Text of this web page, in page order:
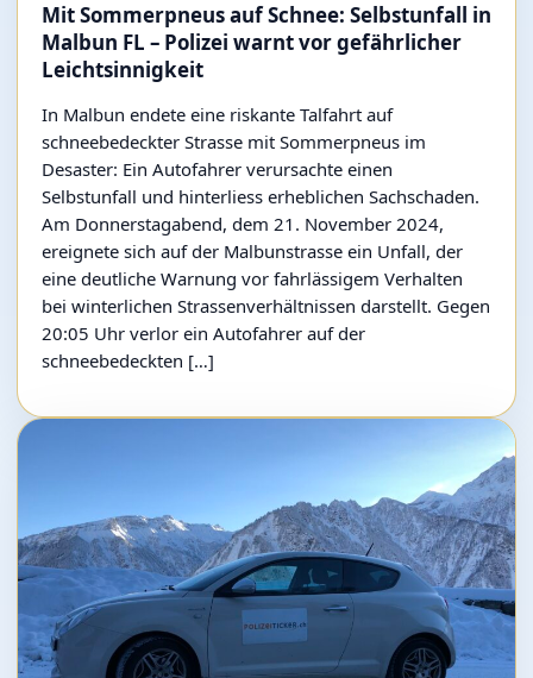
Mit Sommerpneus auf Schnee: Selbstunfall in
Malbun FL – Polizei warnt vor gefährlicher
Leichtsinnigkeit
In Malbun endete eine riskante Talfahrt auf
schneebedeckter Strasse mit Sommerpneus im
Desaster: Ein Autofahrer verursachte einen
Selbstunfall und hinterliess erheblichen Sachschaden.
Am Donnerstagabend, dem 21. November 2024,
ereignete sich auf der Malbunstrasse ein Unfall, der
eine deutliche Warnung vor fahrlässigem Verhalten
bei winterlichen Strassenverhältnissen darstellt. Gegen
20:05 Uhr verlor ein Autofahrer auf der
schneebedeckten […]